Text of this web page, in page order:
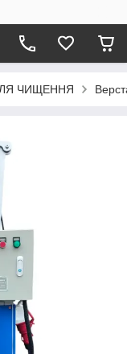
ЧИЩЕННЯ